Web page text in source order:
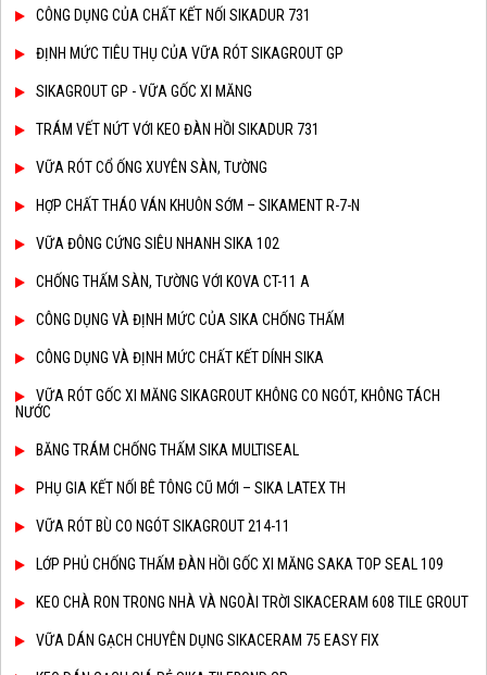
CÔNG DỤNG CỦA CHẤT KẾT NỐI SIKADUR 731
ĐỊNH MỨC TIÊU THỤ CỦA VỮA RÓT SIKAGROUT GP
SIKAGROUT GP - VỮA GỐC XI MĂNG
TRÁM VẾT NỨT VỚI KEO ĐÀN HỒI SIKADUR 731
VỮA RÓT CỔ ỐNG XUYÊN SÀN, TƯỜNG
HỢP CHẤT THÁO VÁN KHUÔN SỚM – SIKAMENT R-7-N
VỮA ĐÔNG CỨNG SIÊU NHANH SIKA 102
CHỐNG THẤM SÀN, TƯỜNG VỚI KOVA CT-11 A
CÔNG DỤNG VÀ ĐỊNH MỨC CỦA SIKA CHỐNG THẤM
CÔNG DỤNG VÀ ĐỊNH MỨC CHẤT KẾT DÍNH SIKA
VỮA RÓT GỐC XI MĂNG SIKAGROUT KHÔNG CO NGÓT, KHÔNG TÁCH
NƯỚC
BĂNG TRÁM CHỐNG THẤM SIKA MULTISEAL
PHỤ GIA KẾT NỐI BÊ TÔNG CŨ MỚI – SIKA LATEX TH
VỮA RÓT BÙ CO NGÓT SIKAGROUT 214-11
LỚP PHỦ CHỐNG THẤM ĐÀN HỒI GỐC XI MĂNG SAKA TOP SEAL 109
KEO CHÀ RON TRONG NHÀ VÀ NGOÀI TRỜI SIKACERAM 608 TILE GROUT
VỮA DÁN GẠCH CHUYÊN DỤNG SIKACERAM 75 EASY FIX